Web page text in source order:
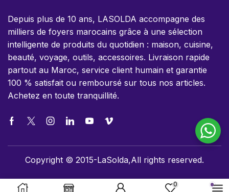
Depuis plus de 10 ans, LASOLDA accompagne des
milliers de foyers marocains grâce à une sélection
intelligente de produits du quotidien : maison, cuisine,
beauté, voyage, outils, accessoires. Livraison rapide
partout au Maroc, service client humain et garantie
100 % satisfait ou remboursé sur tous nos articles.
Achetez en toute tranquillité.
Copyright © 2015-LaSolda,All rights reserved.
0